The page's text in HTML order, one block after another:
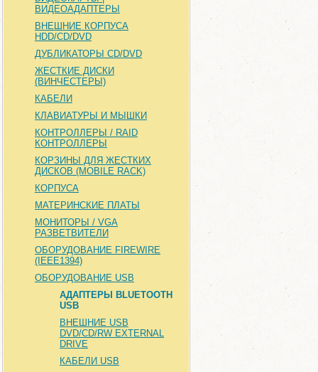
ВИДЕОАДАПТЕРЫ
ВНЕШНИЕ КОРПУСА
HDD/CD/DVD
ДУБЛИКАТОРЫ CD/DVD
ЖЕСТКИЕ ДИСКИ
(ВИНЧЕСТЕРЫ)
КАБЕЛИ
КЛАВИАТУРЫ И МЫШКИ
КОНТРОЛЛЕРЫ / RAID
КОНТРОЛЛЕРЫ
КОРЗИНЫ ДЛЯ ЖЕСТКИХ
ДИСКОВ (MOBILE RACK)
КОРПУСА
МАТЕРИНСКИЕ ПЛАТЫ
МОНИТОРЫ / VGA
РАЗВЕТВИТЕЛИ
ОБОРУДОВАНИЕ FIREWIRE
(IEEE1394)
ОБОРУДОВАНИЕ USB
АДАПТЕРЫ BLUETOOTH
USB
ВНЕШНИЕ USB
DVD/CD/RW EXTERNAL
DRIVE
КАБЕЛИ USB